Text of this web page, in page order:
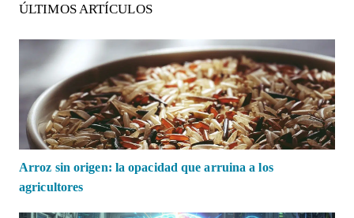
ÚLTIMOS ARTÍCULOS
Arroz sin origen: la opacidad que arruina a los
agricultores